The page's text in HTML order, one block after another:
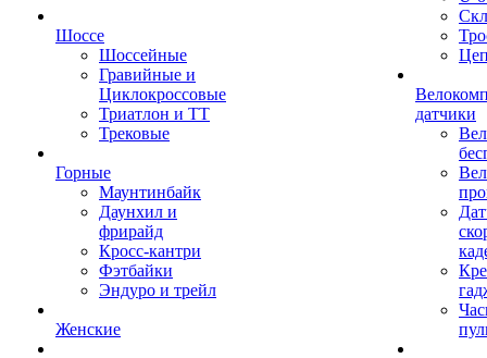
Шоссе
Шоссейные
Гравийные и
Циклокроссовые
Триатлон и ТТ
Трековые
Горные
Маунтинбайк
Даунхил и
фрирайд
Кросс-кантри
Фэтбайки
Эндуро и трейл
Женские
датчики